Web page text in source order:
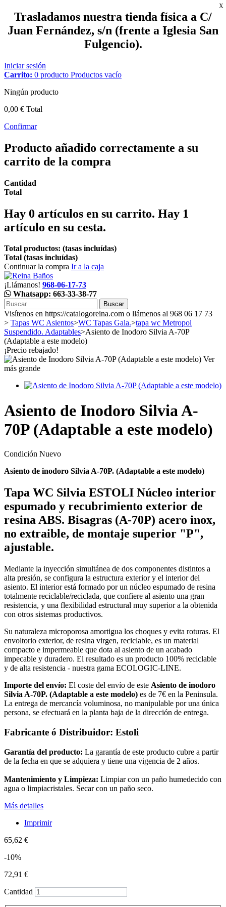
Trasladamos nuestra tienda física a C/
Juan Fernández, s/n (frente a Iglesia San
Fulgencio).
X
Iniciar sesión
Carrito: 0 producto Productos vacío
Ningún producto
0,00 € Total
Confirmar
Producto añadido correctamente a su
carrito de la compra
Cantidad
Total
Hay 0 artículos en su carrito. Hay 1
artículo en su cesta.
Total productos: (tasas incluídas)
Total (tasas incluídas)
Continuar la compra Ir a la caja
¡Llámanos! 968-06-17-73
Whatsapp: 663-33-38-77
Buscar
Visítenos en https://catalogoreina.com o llámenos al 968 06 17 73
> Tapas WC Asientos>WC Tapas Gala.>tapa wc Metropol
Suspendido. Adaptables>Asiento de Inodoro Silvia A-70P
(Adaptable a este modelo)
¡Precio rebajado!
Ver
más grande
Asiento de Inodoro Silvia A-
70P (Adaptable a este modelo)
Condición Nuevo
Asiento de inodoro Silvia A-70P. (Adaptable a este modelo)
Tapa WC Silvia ESTOLI Núcleo interior
espumado y recubrimiento exterior de
resina ABS. Bisagras (A-70P) acero inox,
no extraible, de montaje superior "P",
ajustable.
Mediante la inyección simultánea de dos componentes distintos a
alta presión, se configura la estructura exterior y el interior del
asiento. El interior está formado por un núcleo espumado de resina
totalmente reciclable/reciclada, que confiere al asiento una gran
resistencia, y una flexibilidad estructural muy superior a la obtenida
con otros sistemas productivos.
Su naturaleza microporosa amortigua los choques y evita roturas. El
envoltorio exterior, de resina virgen, reciclable, es un material
compacto e impermeable que dota al asiento de un acabado
impecable y duradero. El resultado es un producto 100% reciclable
y de alta resistencia - nuestra gama ECOLOGIC-LINE.
Importe del envío: El coste del envío de este Asiento de inodoro
Silvia A-70P. (Adaptable a este modelo) es de 7€ en la Peninsula.
La entrega de mercancía voluminosa, no manipulable por una única
persona, se efectuará en la planta baja de la dirección de entrega.
Fabricante ó Distribuidor: Estoli
Garantía del producto: La garantía de este producto cubre a partir
de la fecha en que se adquiera y tiene una vigencia de 2 años.
Mantenimiento y Limpieza: Limpiar con un paño humedecido con
agua o limpiacristales. Secar con un paño seco.
Más detalles
Imprimir
65,62 €
-10%
72,91 €
Cantidad